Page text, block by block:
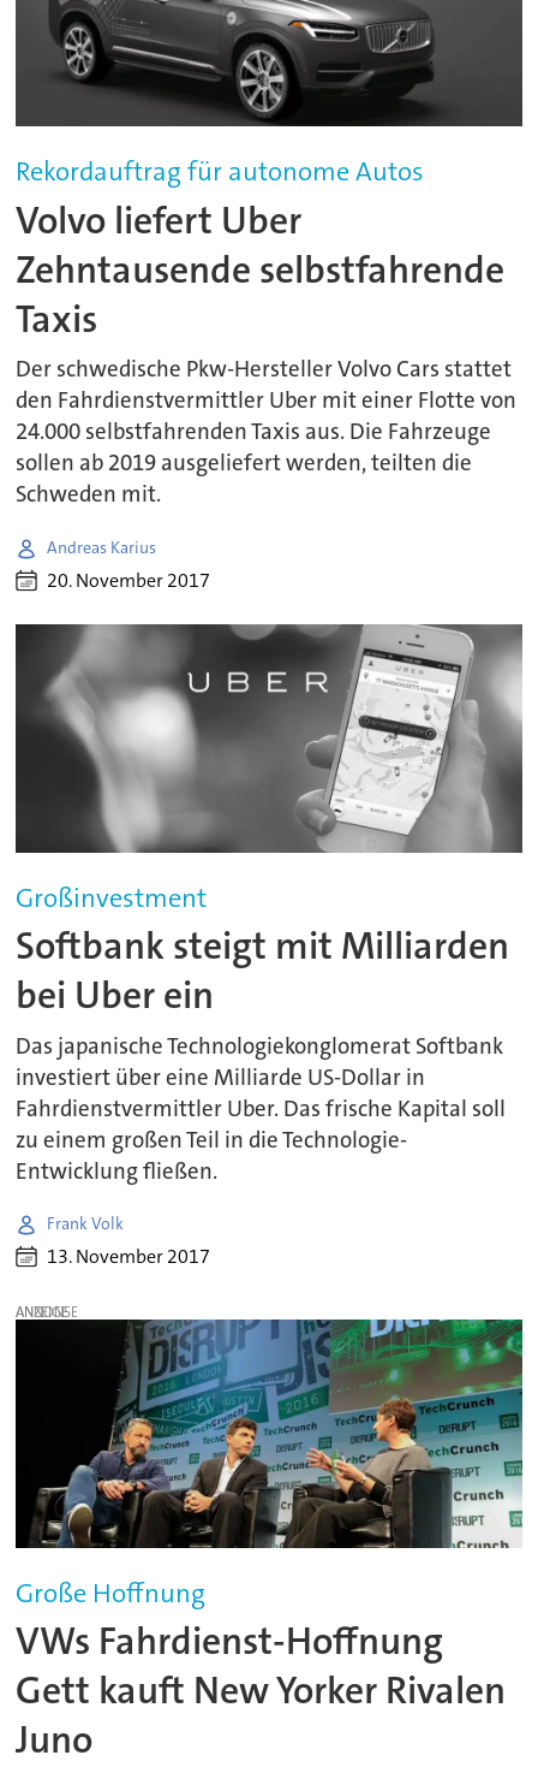
Rekordauftrag für autonome Autos
Volvo liefert Uber
Zehntausende selbstfahrende
Taxis
Der schwedische Pkw-Hersteller Volvo Cars stattet
den Fahrdienstvermittler Uber mit einer Flotte von
24.000 selbstfahrenden Taxis aus. Die Fahrzeuge
sollen ab 2019 ausgeliefert werden, teilten die
Schweden mit.
Andreas Karius
20. November 2017
Großinvestment
Softbank steigt mit Milliarden
bei Uber ein
Das japanische Technologiekonglomerat Softbank
investiert über eine Milliarde US-Dollar in
Fahrdienstvermittler Uber. Das frische Kapital soll
zu einem großen Teil in die Technologie-
Entwicklung fließen.
Frank Volk
13. November 2017
ANZEIGE
Große Hoffnung
VWs Fahrdienst-Hoffnung
Gett kauft New Yorker Rivalen
Juno